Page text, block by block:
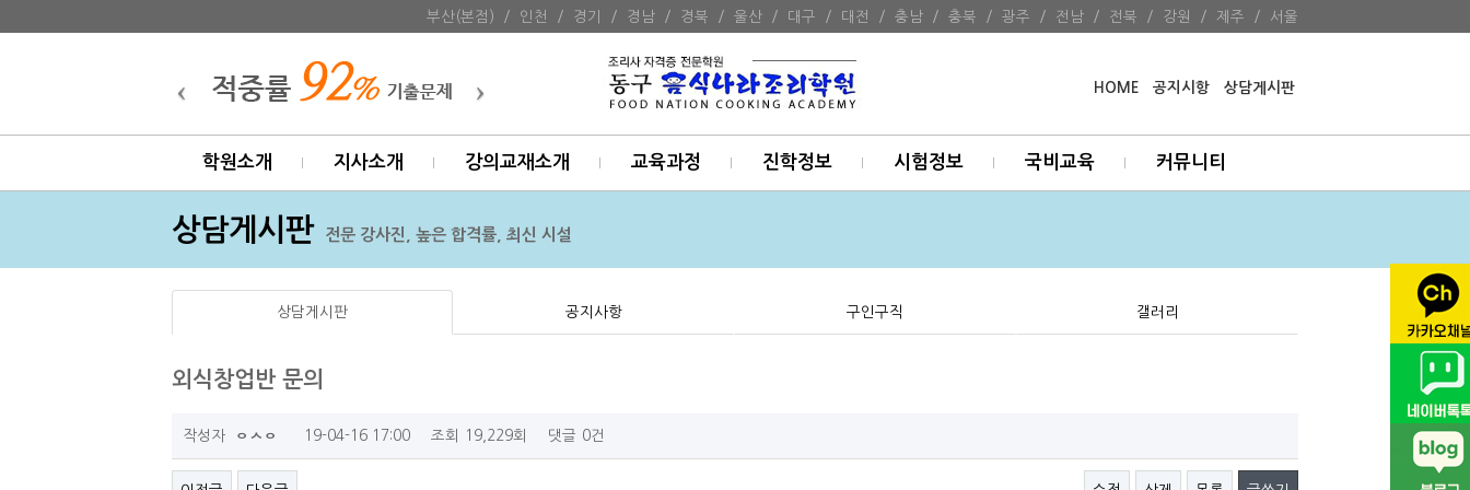
부산(본점) / 인천 / 경기 / 경남 / 경북 / 울산 / 대구 / 대전 / 충남 / 충북 / 광주 / 전남 / 전북 / 강원 / 제주 / 서울
HOME 공지시항 상담게시판
학원소개 지사소개 강의교재소개 교육과정 진학정보 시험정보 국비교육 커뮤니티
상담게시판 전문 강사진, 높은 합격률, 최신 시설
상담게시판 공지사항 구인구직 갤러리
외식창업반 문의
작성자 ㅇㅅㅇ 19-04-16 17:00 조회 19,229회 댓글 0건